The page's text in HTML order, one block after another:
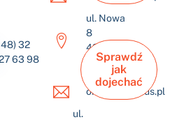
32
63 98
ul. Nowa
8
43-600
Jaworzno
okulus@okulus.pl
Sprawdź
jak
dojechać
ul.